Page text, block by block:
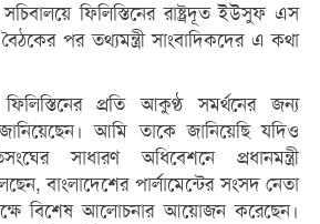
ফিলিস্তিনের রাষ্ট্রদূত ইউসুফ এস
পর তথ্যমন্ত্রী সাংবাদিকদের এ কথা
ফিলিস্তিনের প্রতি আকুণ্ঠ সমর্থনের জন্য
জানিয়েছেন। আমি তাকে জানিয়েছি যদিও
সাধারণ অধিবেশনে প্রধানমন্ত্রী
বাংলাদেশের পার্লামেন্টের সংসদ নেতা
পক্ষে বিশেষ আলোচনার আয়োজন করেছেন।